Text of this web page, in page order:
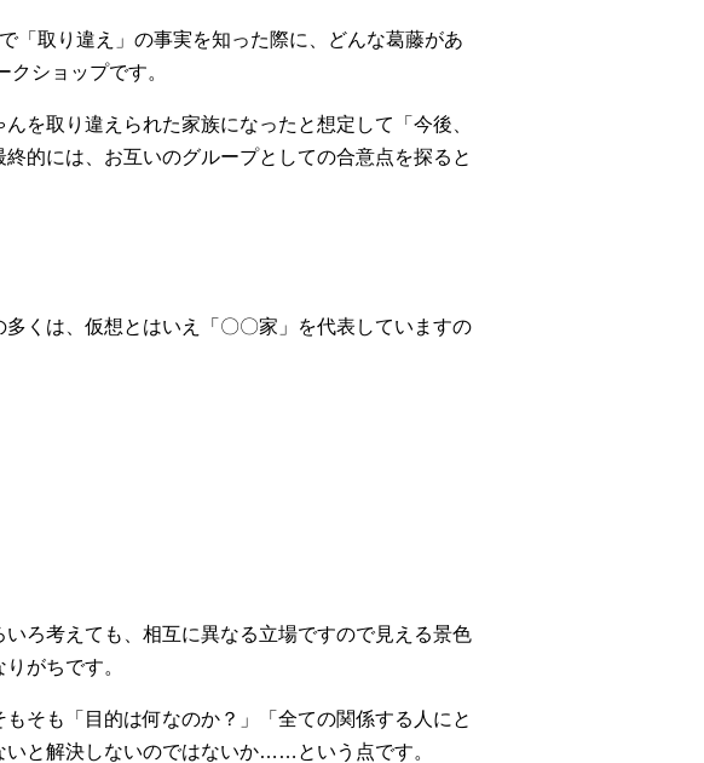
「取り違え」の事実を知った際に、どんな葛藤があ
ショップです。
を取り違えられた家族になったと想定して「今後、
的には、お互いのグループとしての合意点を探ると
くは、仮想とはいえ「〇〇家」を代表していますの
ろ考えても、相互に異なる立場ですので見える景色
がちです。
そも「目的は何なのか？」「全ての関係する人にと
と解決しないのではないか……という点です。